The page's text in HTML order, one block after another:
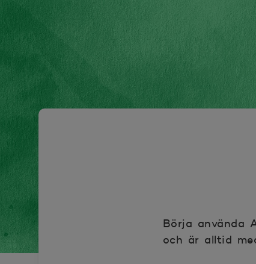
Börja använda
och är alltid